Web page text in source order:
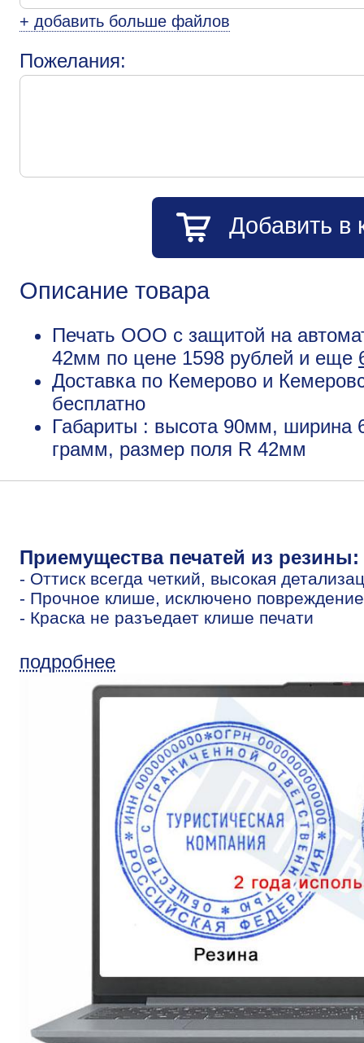
+ добавить больше файлов
Пожелания:
Добавить в
Описание товара
Печать ООО с защитой на
42мм по цене 1598 рублей и еще
Доставка по Кемерово и
бесплатно
Габариты : высота 90мм, ширина
грамм, размер поля R 42мм
Приемущества печатей из резины:
- Оттиск всегда четкий, высокая
- Прочное клише, исключено
- Краска не разъедает клише печати
подробнее